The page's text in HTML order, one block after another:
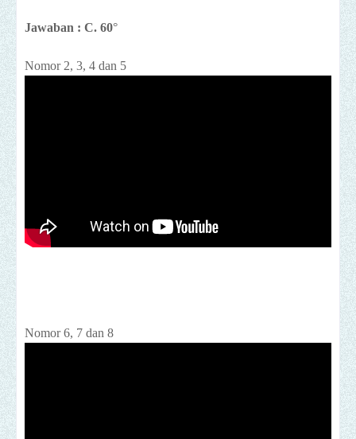
Jawaban : C. 60°
Nomor 2, 3, 4 dan 5
Nomor 6, 7 dan 8